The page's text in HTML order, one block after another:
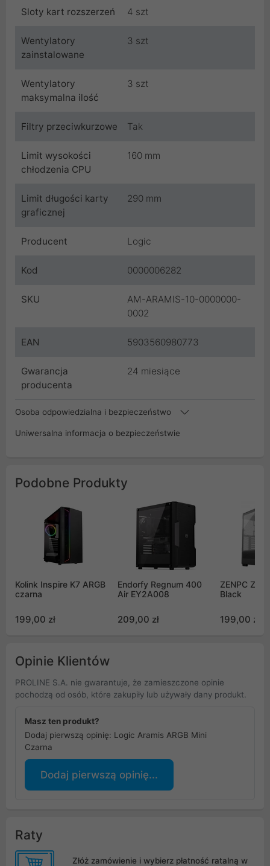
Sloty kart rozszerzeń 4 szt
Wentylatory
zainstalowane
3 szt
Wentylatory
maksymalna ilość
3 szt
Filtry przeciwkurzowe Tak
Limit wysokości
chłodzenia CPU
160 mm
Limit długości karty
graficznej
290 mm
Producent Logic
Kod 0000006282
SKU
AM-ARAMIS-10-0000000-
0002
EAN 5903560980773
Gwarancja
producenta
24 miesiące
Osoba odpowiedzialna i bezpieczeństwo
Uniwersalna informacja o bezpieczeństwie
Podobne Produkty
Kolink Inspire K7 ARGB
czarna
199,00 zł
Endorfy Regnum 400
Air EY2A008
209,00 zł
ZENPC Z3
Black
199,00 zł
Opinie Klientów
PROLINE S.A. nie gwarantuje, że zamieszczone opinie
pochodzą od osób, które zakupiły lub używały dany produkt.
Masz ten produkt?
Dodaj pierwszą opinię: Logic Aramis ARGB Mini
Czarna
Dodaj pierwszą opinię...
Raty
Złóż zamówienie i wybierz płatność ratalną w